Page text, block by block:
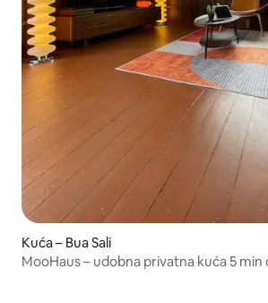
Kuća – Bua Sali
MooHaus – udobna privatna kuća 5 min